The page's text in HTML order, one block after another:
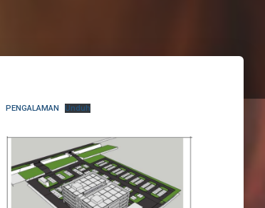
PENGALAMAN Unduh